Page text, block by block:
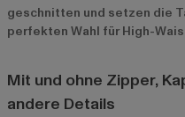
geschnitten und setzen die
perfekten Wahl für High-
Mit und ohne Zipper,
andere Details